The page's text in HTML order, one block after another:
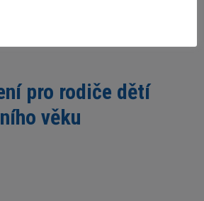
pro rodiče dětí
věku